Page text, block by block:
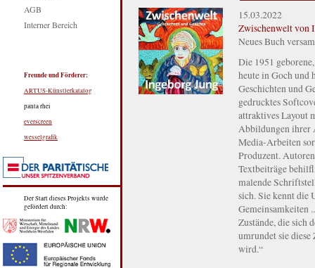
AGB
Interner Bereich
Freunde und Förderer:
ARTUS-Künstlerkatalog
panta rhei
everscreen
wesselgrafik
Der Start dieses Projekts wurde
gefördert durch:
15.03.2022
Zwischenwelt von
Neues Buch
Die 1951
heute in Goch und
Geschichten und
gedrucktes
attraktives Layout
Abbildungen ihrer
Media-Arbeiten
Produzent.
Textbeiträge
malende
sich. Sie kennt die
Gemeinsamkeiten
Zustände, die sich
umrundet sie diese
wird.“